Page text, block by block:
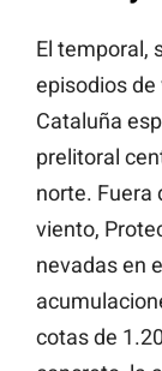
El temporal,
episodios de
Cataluña
prelitoral
norte. Fuera
viento,
nevadas en
cotas de